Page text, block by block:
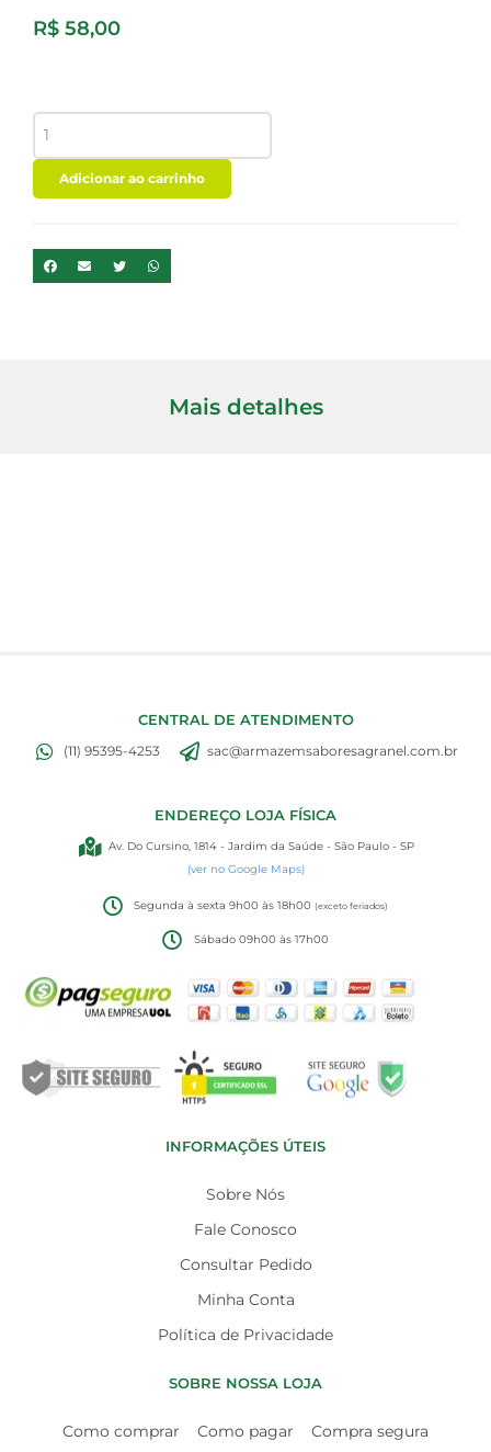
R$ 58,00
PERUANA
AMARELA
COLOR
100G
quantidade
Adicionar ao carrinho
Mais detalhes
CENTRAL DE ATENDIMENTO
(11) 95395-4253 sac@armazemsaboresagranel.com.br
ENDEREÇO LOJA FÍSICA
Av. Do Cursino, 1814 - Jardim da Saúde - São Paulo - SP
(ver no Google Maps)
Segunda à sexta 9h00 às 18h00(exceto feriados)
Sábado 09h00 às 17h00
INFORMAÇÕES ÚTEIS
Sobre Nós
Fale Conosco
Consultar Pedido
Minha Conta
Política de Privacidade
SOBRE NOSSA LOJA
Como comprar Como pagar Compra segura